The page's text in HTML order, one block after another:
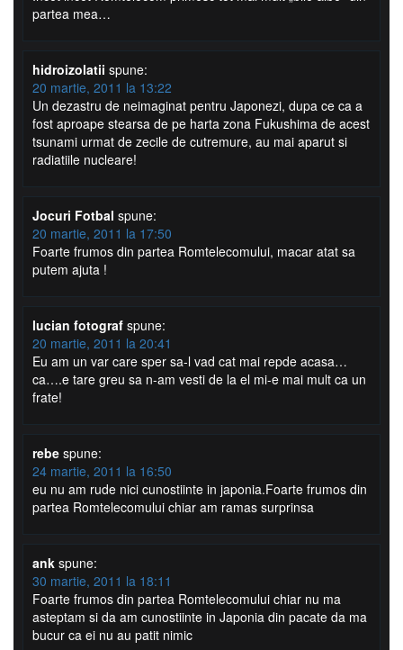
partea mea…
hidroizolatii spune:
20 martie, 2011 la 13:22
Un dezastru de neimaginat pentru Japonezi, dupa ce ca a
fost aproape stearsa de pe harta zona Fukushima de acest
tsunami urmat de zecile de cutremure, au mai aparut si
radiatiile nucleare!
Jocuri Fotbal spune:
20 martie, 2011 la 17:50
Foarte frumos din partea Romtelecomului, macar atat sa
putem ajuta !
lucian fotograf spune:
20 martie, 2011 la 20:41
Eu am un var care sper sa-l vad cat mai repde acasa…
ca….e tare greu sa n-am vesti de la el mi-e mai mult ca un
frate!
rebe spune:
24 martie, 2011 la 16:50
eu nu am rude nici cunostiinte in japonia.Foarte frumos din
partea Romtelecomului chiar am ramas surprinsa
ank spune:
30 martie, 2011 la 18:11
Foarte frumos din partea Romtelecomului chiar nu ma
asteptam si da am cunostiinte in Japonia din pacate da ma
bucur ca ei nu au patit nimic